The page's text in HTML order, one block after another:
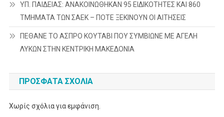
ΥΠ. ΠΑΙΔΕΙΑΣ: ΑΝΑΚΟΙΝΩΘΗΚΑΝ 95 ΕΙΔΙΚΟΤΗΤΕΣ ΚΑΙ 860
ΤΜΗΜΑΤΑ ΤΩΝ ΣΑΕΚ – ΠΟΤΕ ΞΕΚΙΝΟΥΝ ΟΙ ΑΙΤΗΣΕΙΣ
ΠΕΘΑΝΕ ΤΟ ΑΣΠΡΟ ΚΟΥΤΑΒΙ ΠΟΥ ΣΥΜΒΙΩΝΕ ΜΕ ΑΓΕΛΗ
ΛΥΚΩΝ ΣΤΗΝ ΚΕΝΤΡΙΚΗ ΜΑΚΕΔΟΝΙΑ
ΠΡΌΣΦΑΤΑ ΣΧΌΛΙΑ
Χωρίς σχόλια για εμφάνιση.